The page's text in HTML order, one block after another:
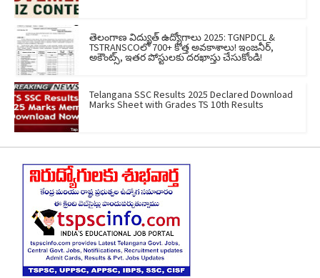
తెలంగాణ విద్యుత్ ఉద్యోగాలు 2025: TGNPDCL &
TSTRANSCOలో 700+ కొత్త అవకాశాలు! ఇంజనీర్,
అకౌంట్స్, ఇతర పోస్టులకు దరఖాస్తు చేసుకోండి!
Telangana SSC Results 2025 Declared Download
Marks Sheet with Grades TS 10th Results